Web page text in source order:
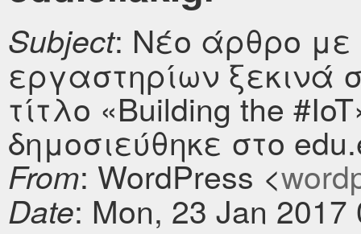
Subject: Νέο άρθρο με
εργαστηρίων ξεκινά
τίτλο «Building the
δημοσιεύθηκε στο
From: WordPress <
Date: Mon, 23 Jan